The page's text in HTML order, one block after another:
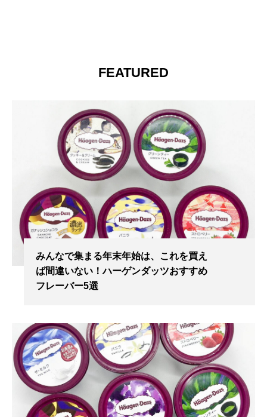
FEATURED
みんなで集まる年末年始は、これを買え
ば間違いない！ハーゲンダッツおすすめ
フレーバー5選